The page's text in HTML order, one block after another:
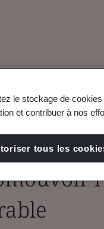
le stockage de
et contribuer à nos
tous les